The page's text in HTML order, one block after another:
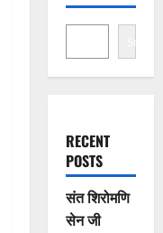
Search
RECENT
POSTS
संत शिरोमणि
सेन जी